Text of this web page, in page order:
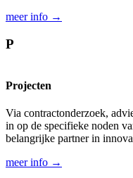
meer info →
P
Projecten
Via contractonderzoek,
in op de specifieke noden
belangrijke partner in
meer info →